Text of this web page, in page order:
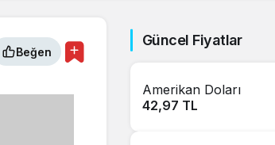
Beğen
Güncel Fiyatlar
Amerikan Doları
42,97 TL